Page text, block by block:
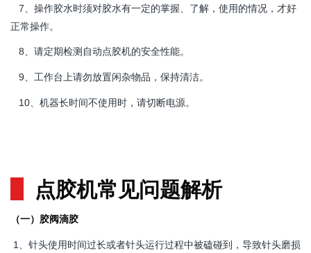
7、 操作胶水时须对胶水有一定的掌握、了解，使用的情况，才好
正常操作。
8、请定期检测自动点胶机的安全性能。
9、 工作台上请勿放置闲杂物品，保持清洁。
10、机器长时间不使用时，请切断电源。
点胶机常见问题解析
（一）胶阀滴胶
1、 针头使用时间过长或者针头运行过程中被磕碰到，导致针头磨损